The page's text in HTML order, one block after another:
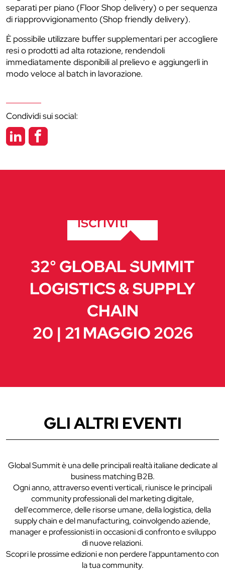
separati per piano (Floor Shop delivery) o per sequenza
di riapprovvigionamento (Shop friendly delivery).
È possibile utilizzare buffer supplementari per accogliere
resi o prodotti ad alta rotazione, rendendoli
immediatamente disponibili al prelievo e aggiungerli in
modo veloce al batch in lavorazione.
Condividi sui social:
iscriviti
32° GLOBAL SUMMIT
LOGISTICS & SUPPLY
CHAIN
20 | 21 MAGGIO 2026
GLI ALTRI EVENTI
Global Summit è una delle principali realtà italiane dedicate al
business matching B2B.
Ogni anno, attraverso eventi verticali, riunisce le principali
community professionali del marketing digitale,
dell'ecommerce, delle risorse umane, della logistica, della
supply chain e del manufacturing, coinvolgendo aziende,
manager e professionisti in occasioni di confronto e sviluppo
di nuove relazioni.
Scopri le prossime edizioni e non perdere l'appuntamento con
la tua community.